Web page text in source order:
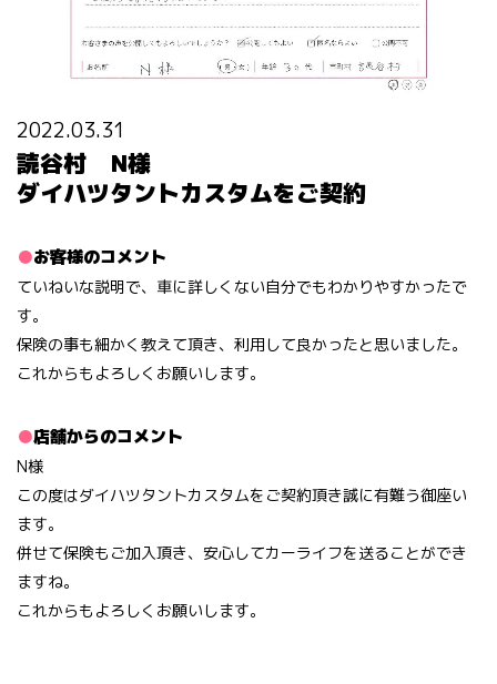
2022.03.31
読谷村 N様
ダイハツタントカスタムをご契約
お客様のコメント
ていねいな説明で、車に詳しくない自分でもわかりやすかったで
す。
保険の事も細かく教えて頂き、利用して良かったと思いました。
これからもよろしくお願いします。
店舗からのコメント
N様
この度はダイハツタントカスタムをご契約頂き誠に有難う御座い
ます。
併せて保険もご加入頂き、安心してカーライフを送ることができ
ますね。
これからもよろしくお願いします。